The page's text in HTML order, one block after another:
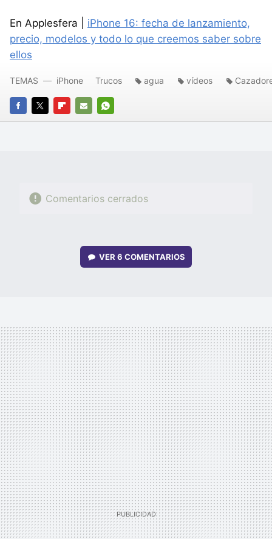
En Applesfera | iPhone 16: fecha de lanzamiento,
precio, modelos y todo lo que creemos saber sobre
ellos
FACEBOOK
TWITTERFLIPBOARD
E-
WHATSAPP
TEMAS iPhone Trucos agua vídeos
Comentarios cerrados
VER 6 COMENTARIOS